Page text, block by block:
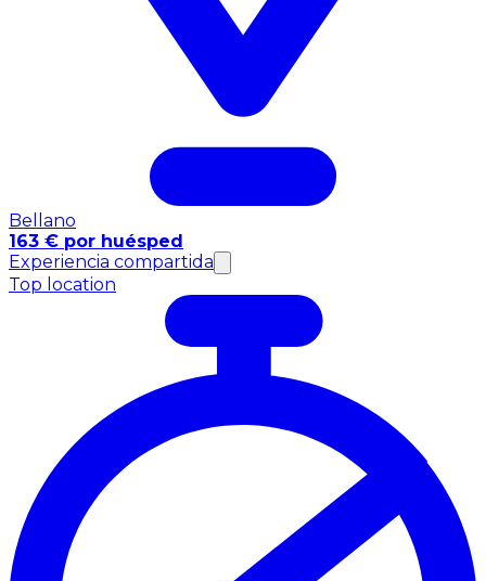
Bellano
163 € por huésped
Experiencia compartida
Top location